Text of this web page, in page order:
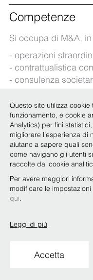
Competenze
Si occupa di M&A,
operazioni
contrattualistica
consulenza
Esperienze
Qualifiche e
Questo sito utilizza
funzionamento, e cookie
Analytics) per fini
migliorare l’esperienza di
aiutano a sapere quali
come navigano gli utenti
raccolte dai cookie
Per avere maggiori
modificare le
qui.
Leggi di più
Accetta